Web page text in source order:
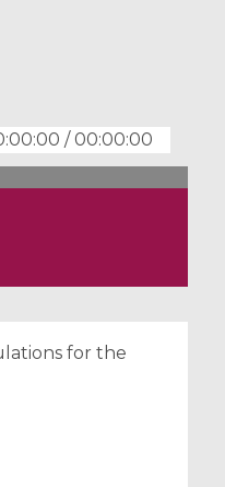
/00:00:00
for the